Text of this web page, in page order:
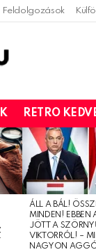
Feldolgozások
RETRO
ÁLL A BÁL!
MINDEN! EBBEN
JÖTT A
VIKTORRÓL! –
NAGYON